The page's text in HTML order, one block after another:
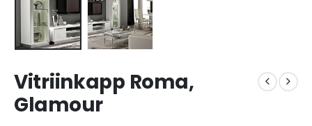
Vitriinkapp Roma,
Glamour